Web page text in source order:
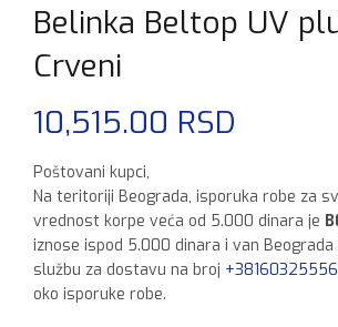
Belinka Beltop UV
Crveni
10,515.00 RSD
Poštovani kupci,
Na teritoriji Beograda, isporuka robe za
vrednost korpe veća od 5.000 dinara je
iznose ispod 5.000 dinara i van
službu za dostavu na broj
oko isporuke robe.